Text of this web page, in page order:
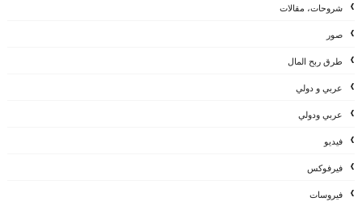
شروحات، مقالات
صور
طرق ربح المال
عربي و دولي
عربي ودولي
فيديو
فيرفوكس
فيروسات